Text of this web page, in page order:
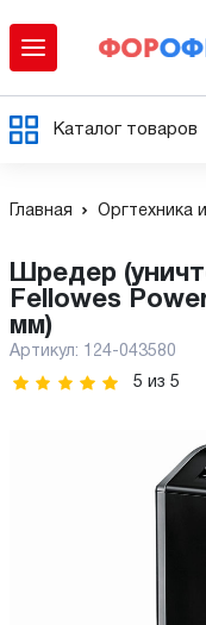
Каталог товаров
Главная Оргтехника
Шредер (уничтожитель)
Fellowes
мм)
Артикул: 124-043580
5 из 5